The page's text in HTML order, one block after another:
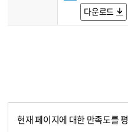
다운로드
현재 페이지에 대한 만족도를